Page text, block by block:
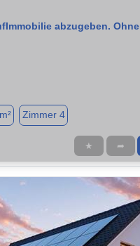
abzugeben. Ohne
Zimmer 4
★ ➦